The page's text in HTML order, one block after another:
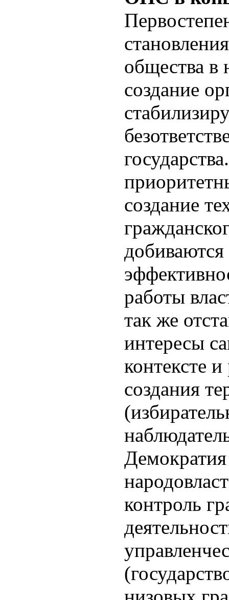
общества в
создание
создание
работы
так же
интересы
контексте
создания
контроль